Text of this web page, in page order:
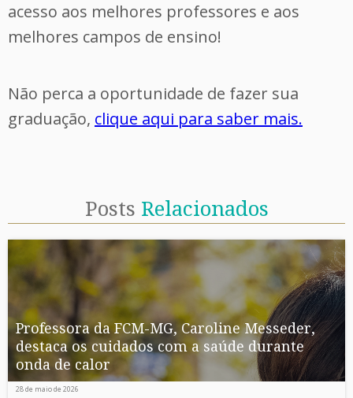
acesso aos melhores professores e aos
melhores campos de ensino!
Não perca a oportunidade de fazer sua
graduação, clique aqui para saber mais.
Posts Relacionados
Professora da FCM-MG, Caroline Messeder,
destaca os cuidados com a saúde durante
onda de calor
28 de maio de 2026